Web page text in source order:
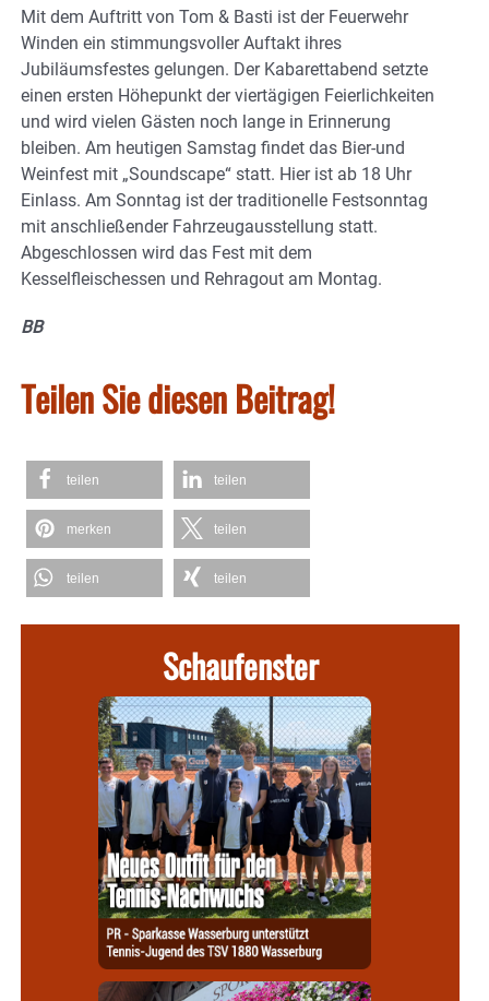
Mit dem Auftritt von Tom & Basti ist der Feuerwehr
Winden ein stimmungsvoller Auftakt ihres
Jubiläumsfestes gelungen. Der Kabarettabend setzte
einen ersten Höhepunkt der viertägigen Feierlichkeiten
und wird vielen Gästen noch lange in Erinnerung
bleiben. Am heutigen Samstag findet das Bier-und
Weinfest mit „Soundscape“ statt. Hier ist ab 18 Uhr
Einlass. Am Sonntag ist der traditionelle Festsonntag
mit anschließender Fahrzeugausstellung statt.
Abgeschlossen wird das Fest mit dem
Kesselfleischessen und Rehragout am Montag.
BB
Teilen Sie diesen Beitrag!
teilen teilen
merken teilen
teilen teilen
Schaufenster